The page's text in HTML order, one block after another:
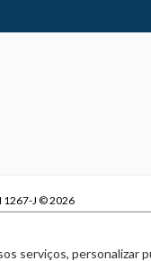
serviços,
1267-J © 2026
| Site para Imobiliária